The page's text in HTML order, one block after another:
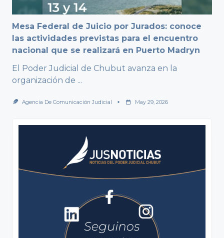
Mesa Federal de Juicio por Jurados: conoce
las actividades previstas para el encuentro
nacional que se realizará en Puerto Madryn
El Poder Judicial de Chubut avanza en la
organización de ...
Agencia De Comunicación Judicial May 29, 2026